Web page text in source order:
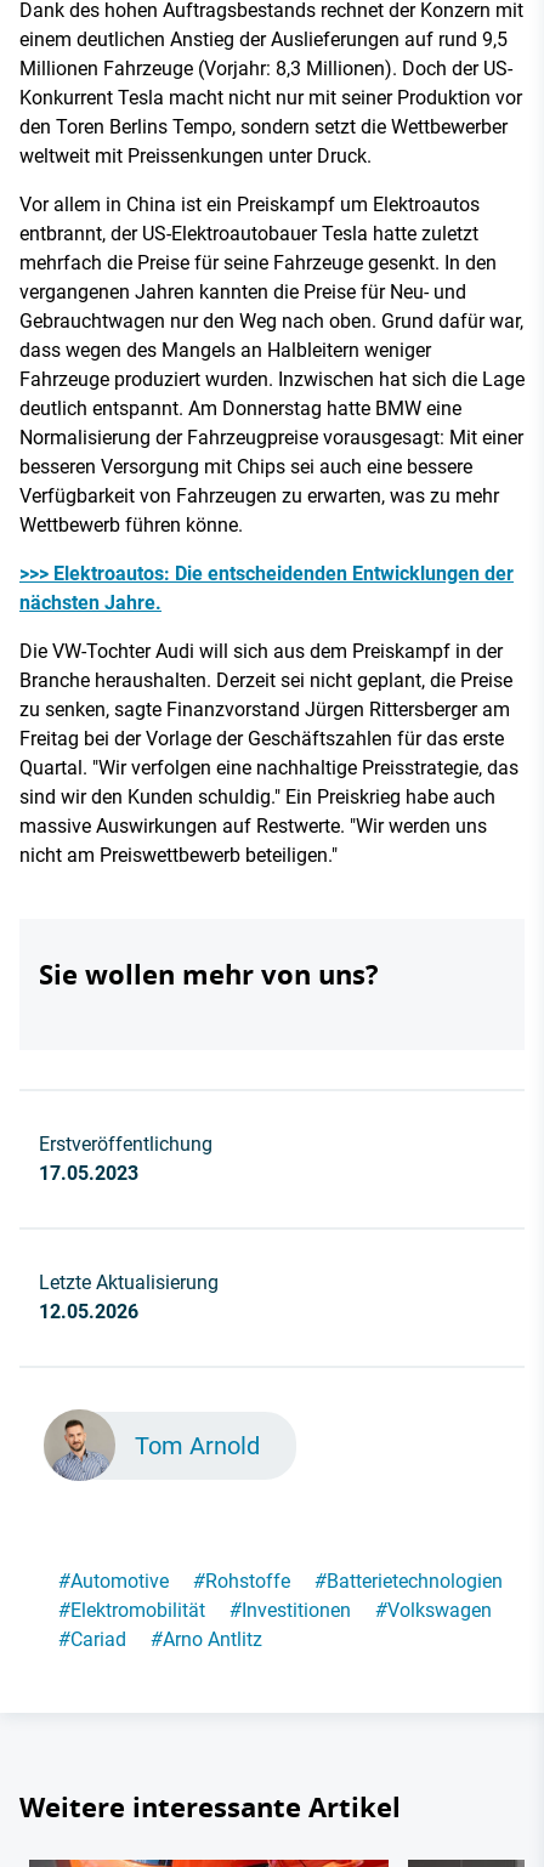
Dank des hohen Auftragsbestands rechnet der Konzern mit
einem deutlichen Anstieg der Auslieferungen auf rund 9,5
Millionen Fahrzeuge (Vorjahr: 8,3 Millionen). Doch der US-
Konkurrent Tesla macht nicht nur mit seiner Produktion vor
den Toren Berlins Tempo, sondern setzt die Wettbewerber
weltweit mit Preissenkungen unter Druck.
Vor allem in China ist ein Preiskampf um Elektroautos
entbrannt, der US-Elektroautobauer Tesla hatte zuletzt
mehrfach die Preise für seine Fahrzeuge gesenkt. In den
vergangenen Jahren kannten die Preise für Neu- und
Gebrauchtwagen nur den Weg nach oben. Grund dafür war,
dass wegen des Mangels an Halbleitern weniger
Fahrzeuge produziert wurden. Inzwischen hat sich die Lage
deutlich entspannt. Am Donnerstag hatte BMW eine
Normalisierung der Fahrzeugpreise vorausgesagt: Mit einer
besseren Versorgung mit Chips sei auch eine bessere
Verfügbarkeit von Fahrzeugen zu erwarten, was zu mehr
Wettbewerb führen könne.
>>> Elektroautos: Die entscheidenden Entwicklungen der
nächsten Jahre.
Die VW-Tochter Audi will sich aus dem Preiskampf in der
Branche heraushalten. Derzeit sei nicht geplant, die Preise
zu senken, sagte Finanzvorstand Jürgen Rittersberger am
Freitag bei der Vorlage der Geschäftszahlen für das erste
Quartal. "Wir verfolgen eine nachhaltige Preisstrategie, das
sind wir den Kunden schuldig." Ein Preiskrieg habe auch
massive Auswirkungen auf Restwerte. "Wir werden uns
nicht am Preiswettbewerb beteiligen."
Sie wollen mehr von uns?
Erstveröffentlichung
17.05.2023
Letzte Aktualisierung
12.05.2026
Tom Arnold
#Automotive #Rohstoffe #Batterietechnologien
#Elektromobilität #Investitionen #Volkswagen
#Cariad #Arno Antlitz
Weitere interessante Artikel